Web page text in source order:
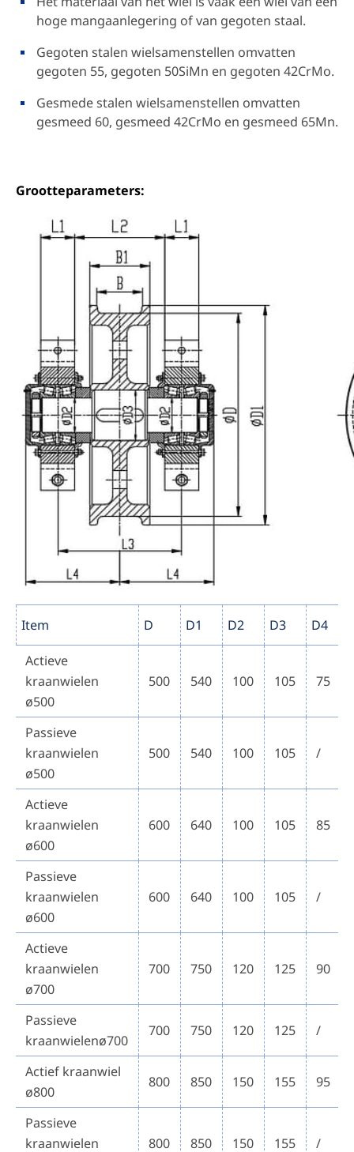
hoge mangaanlegering of van gegoten staal.
Gegoten stalen wielsamenstellen omvatten
gegoten 55, gegoten 50SiMn en gegoten 42CrMo.
Gesmede stalen wielsamenstellen omvatten
gesmeed 60, gesmeed 42CrMo en gesmeed 65Mn.
Grootteparameters:
Item D D1 D2 D3 D4
Actieve
kraanwielen
ø500
500 540 100 105 75
Passieve
kraanwielen
ø500
500 540 100 105 /
Actieve
kraanwielen
ø600
600 640 100 105 85
Passieve
kraanwielen
ø600
600 640 100 105 /
Actieve
kraanwielen
ø700
700 750 120 125 90
Passieve
kraanwielenø700
700 750 120 125 /
Actief kraanwiel
ø800
800 850 150 155 95
Passieve
kraanwielen
800 850 150 155 /